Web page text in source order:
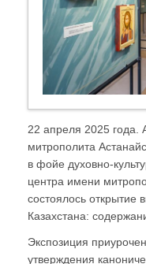
22 апреля 2025 года.
митрополита
в фойе духовно-
центра имени
состоялось открытие
Казахстана:
Экспозиция
утверждения